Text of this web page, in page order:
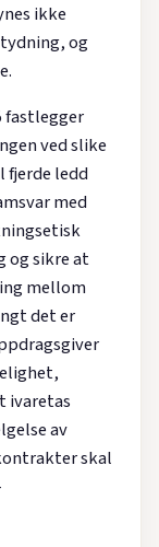
ikke
og
fastlegger
ved slike
fjerde ledd
med
og sikre at
mellom
det er
ivaretas
av
skal